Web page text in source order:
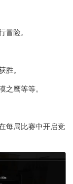
冒险。
胜。
之鹰等等。
每局比赛中开启竞